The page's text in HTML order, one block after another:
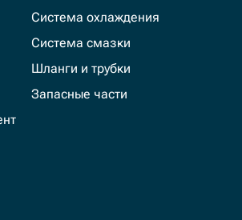
Система охлаждения
Система смазки
Шланги и трубки
Запасные части